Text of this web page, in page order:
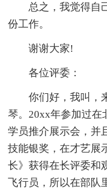
总之，我觉得自
份工作。
谢谢大家!
各位评委：
你们好，我叫，
琴。20xx年参加过在
学员推介展示会，并
技能银奖，在才艺展
长》获得在长评委和
飞行员，所以在部队